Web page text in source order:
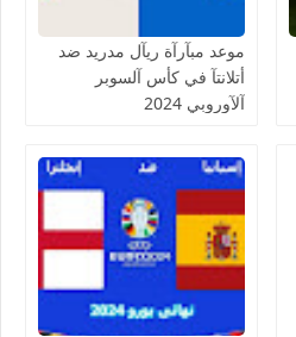
موعد مبآرآة ريآل مدريد ضد
أتلانتآ في كأس آلسوبر
آلآوروبي 2024